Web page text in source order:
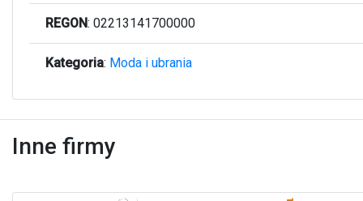
REGON: 02213141700000
Kategoria: Moda i ubrania
Inne firmy